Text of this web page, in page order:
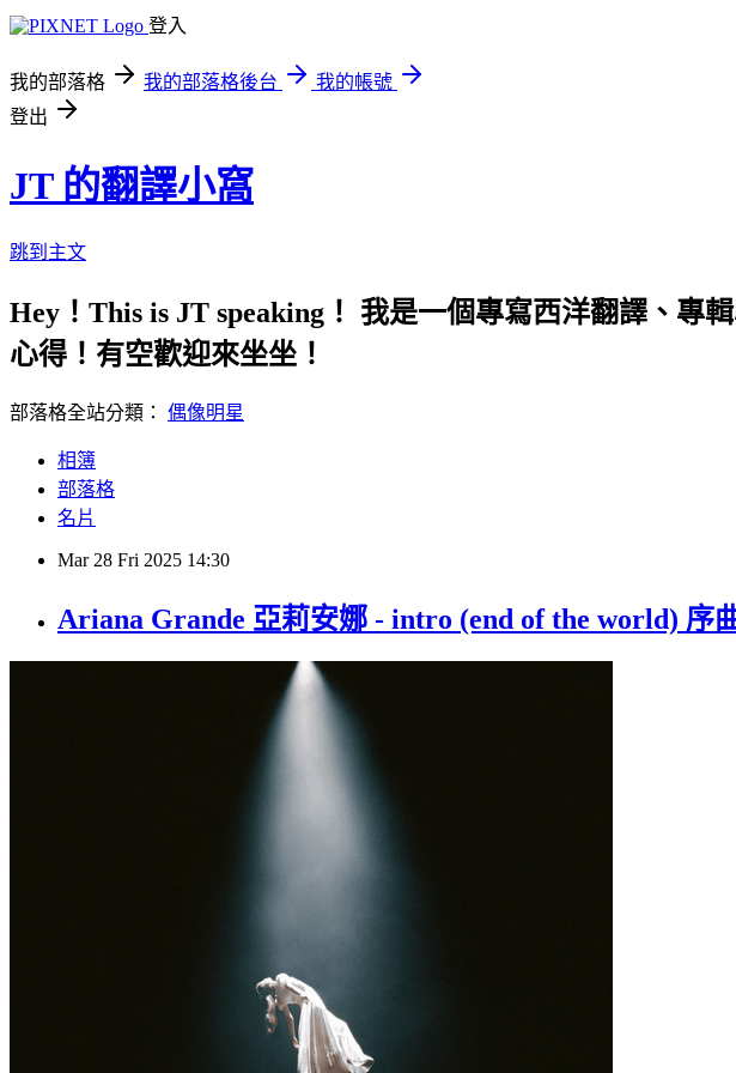
登入
我的部落格 我的部落格後台
我的帳號
登出
JT 的翻譯小窩
跳到主文
Hey！This is JT speaking！ 我是一個專寫西洋翻譯、專
心得！有空歡迎來坐坐！
部落格全站分類： 偶像明星
相簿
部落格
名片
Mar 28 Fri 2025 14:30
Ariana Grande 亞莉安娜 - intro (end of the world) 序